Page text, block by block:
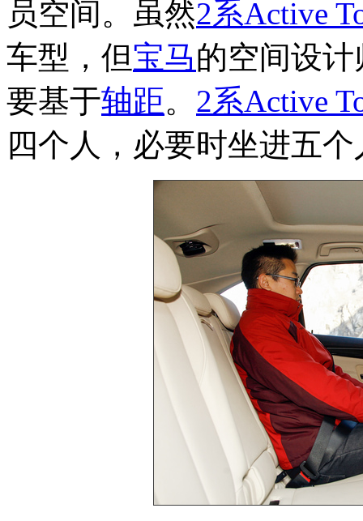
员空间。虽然2系Active
车型，但宝马的空间设
要基于轴距。 2系Active
四个人，必要时坐进五